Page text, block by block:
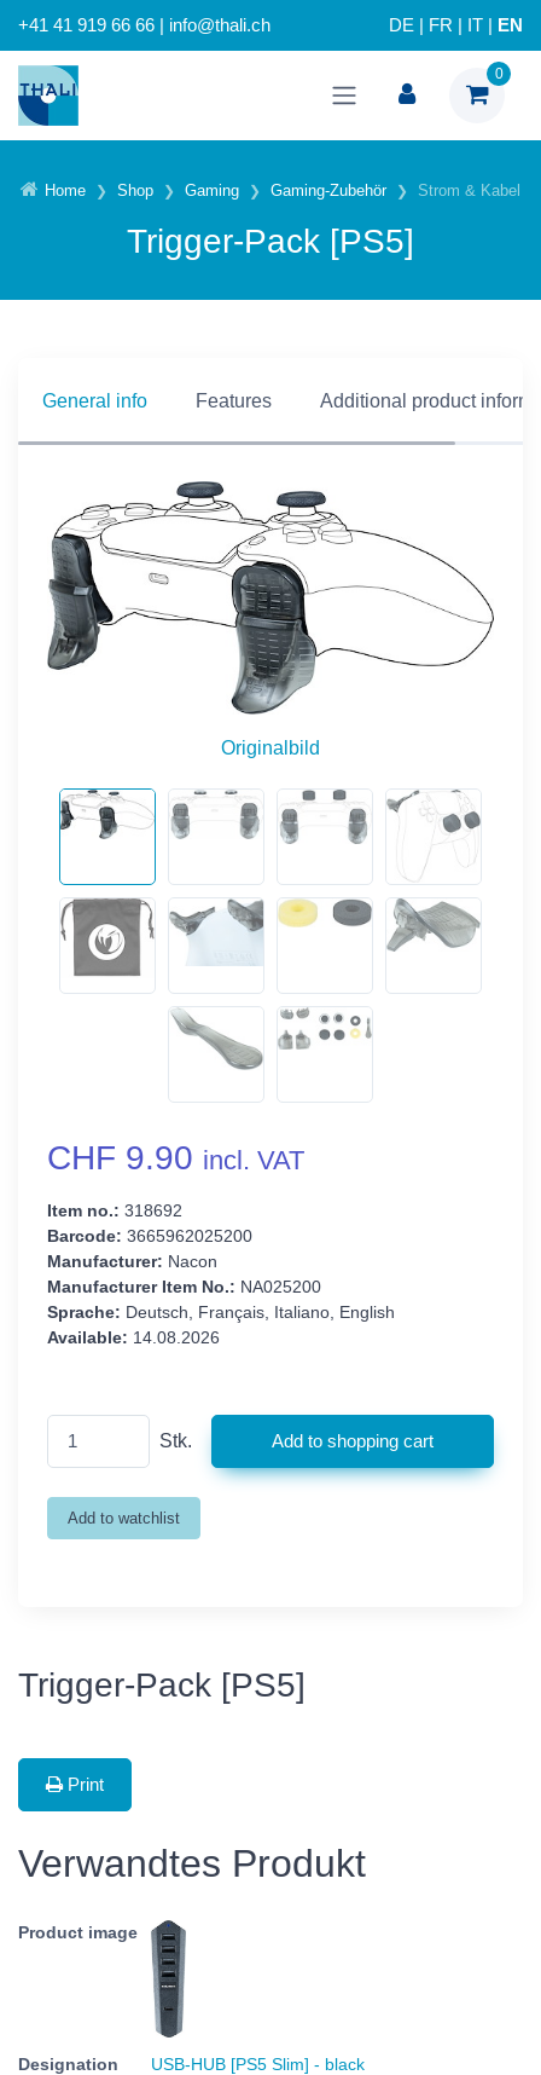
+41 41 919 66 66 | info@thali.ch DE FR IT EN
0
Home Shop Gaming Gaming-Zubehör Strom & Kabel
Trigger-Pack [PS5]
General info Features Additional product
Originalbild
CHF 9.90 incl. VAT
Item no.: 318692
Barcode: 3665962025200
Manufacturer: Nacon
Manufacturer Item No.: NA025200
Sprache: Deutsch, Français, Italiano, English
Available: 14.08.2026
Stk.
Trigger-Pack [PS5]
Print
Verwandtes Produkt
USB-HUB [PS5 Slim] - black